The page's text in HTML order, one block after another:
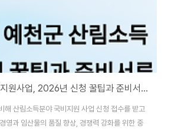
예천군 산림소득 국비지원사업, 2026년 신청 꿀팁과 준비서류 총정리!
산림소득분야 국비지원 사업 신청 접수를 받고
영과 임산물의 품질 향상, 경쟁력 강화를 위한 중